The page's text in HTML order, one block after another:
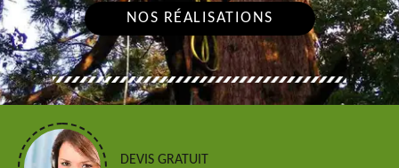
NOS RÉALISATIONS
DEVIS GRATUIT